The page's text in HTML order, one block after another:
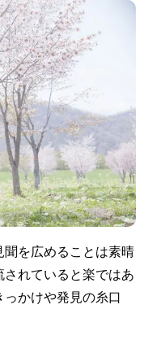
を広めることは素晴
れていると楽ではあ
っかけや発見の糸口